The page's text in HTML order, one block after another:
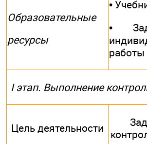
Образовательные
ресурсы
•
•
работы
I этап. Выполнение
Цель деятельности